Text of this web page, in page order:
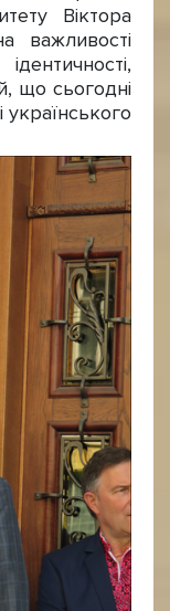
Віктора
важливості
що сьогодні